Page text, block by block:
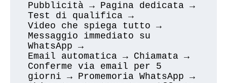
Pubblicità → Pagina dedicata →
Test di qualifica →
Video che spiega tutto →
Messaggio immediato su
WhatsApp →
Email automatica → Chiamata →
Conferme via email per 5
giorni → Promemoria WhatsApp →